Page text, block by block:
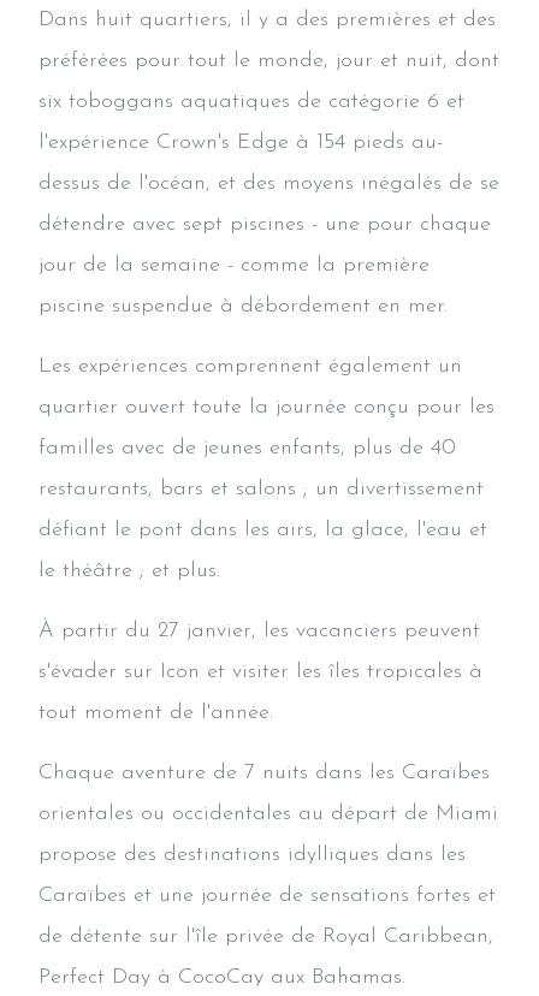
Dans huit quartiers, il y a des premières et des
préférées pour tout le monde, jour et nuit, dont
six toboggans aquatiques de catégorie 6 et
l'expérience Crown's Edge à 154 pieds au-
dessus de l'océan, et des moyens inégalés de se
détendre avec sept piscines - une pour chaque
jour de la semaine - comme la première
piscine suspendue à débordement en mer.
Les expériences comprennent également un
quartier ouvert toute la journée conçu pour les
familles avec de jeunes enfants, plus de 40
restaurants, bars et salons ; un divertissement
défiant le pont dans les airs, la glace, l'eau et
le théâtre ; et plus.
À partir du 27 janvier, les vacanciers peuvent
s'évader sur Icon et visiter les îles tropicales à
tout moment de l'année.
Chaque aventure de 7 nuits dans les Caraïbes
orientales ou occidentales au départ de Miami
propose des destinations idylliques dans les
Caraïbes et une journée de sensations fortes et
de détente sur l'île privée de Royal Caribbean,
Perfect Day à CocoCay aux Bahamas.